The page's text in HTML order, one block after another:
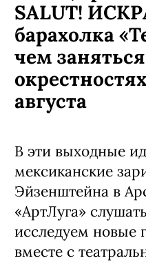
SALUT!
барахолка
чем
августа
В эти выходные
мексиканские
Эйзенштейна в
«АртЛуга»
исследуем новые
вместе с